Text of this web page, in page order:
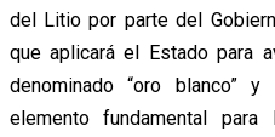
del Litio por parte del
que aplicará el Estado para
denominado “oro blanco”
elemento fundamental